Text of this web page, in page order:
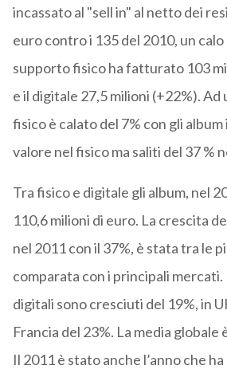
incassato al "sell in" al netto dei
euro contro i 135 del 2010, un calo
supporto fisico ha fatturato 103
e il digitale 27,5 milioni (+22%).
fisico è calato del 7% con gli album
valore nel fisico ma saliti del 37 %
Tra fisico e digitale gli album, nel
110,6 milioni di euro. La crescita
nel 2011 con il 37%, è stata tra le
comparata con i principali mercati.
digitali sono cresciuti del 19%, in
Francia del 23%. La media globale
Il 2011 è stato anche l’anno che